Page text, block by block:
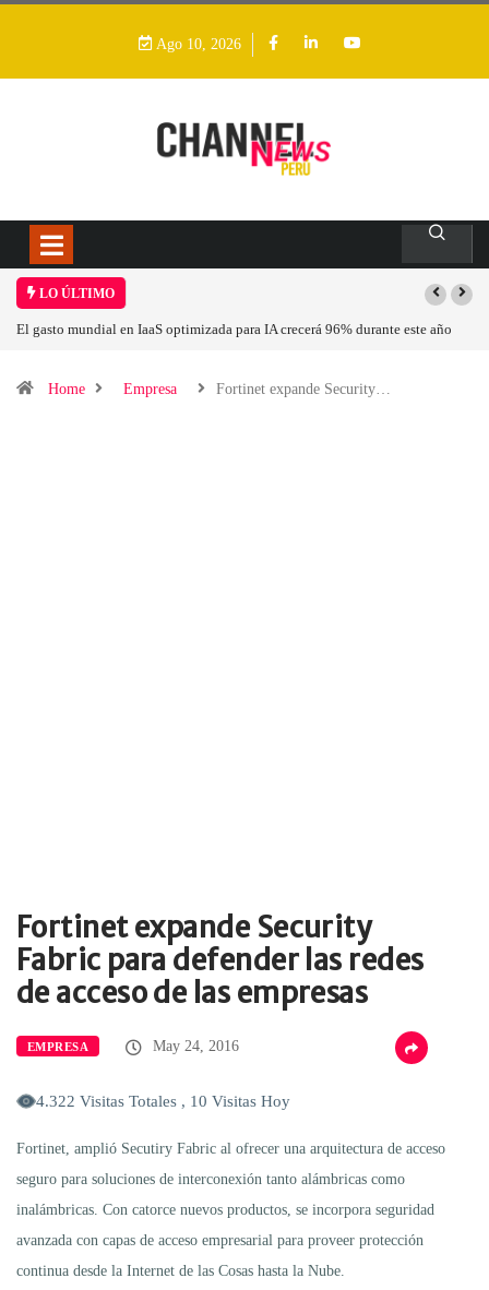
Ago 10, 2026
LO ÚLTIMO
El gasto mundial en IaaS optimizada para IA crecerá 96% durante este año
Home Empresa Fortinet expande Security…
Fortinet expande Security
Fabric para defender las redes
de acceso de las empresas
EMPRESA May 24, 2016
4.322 Visitas Totales , 10 Visitas Hoy
Fortinet, amplió Secutiry Fabric al ofrecer una arquitectura de acceso
seguro para soluciones de interconexión tanto alámbricas como
inalámbricas. Con catorce nuevos productos, se incorpora seguridad
avanzada con capas de acceso empresarial para proveer protección
continua desde la Internet de las Cosas hasta la Nube.